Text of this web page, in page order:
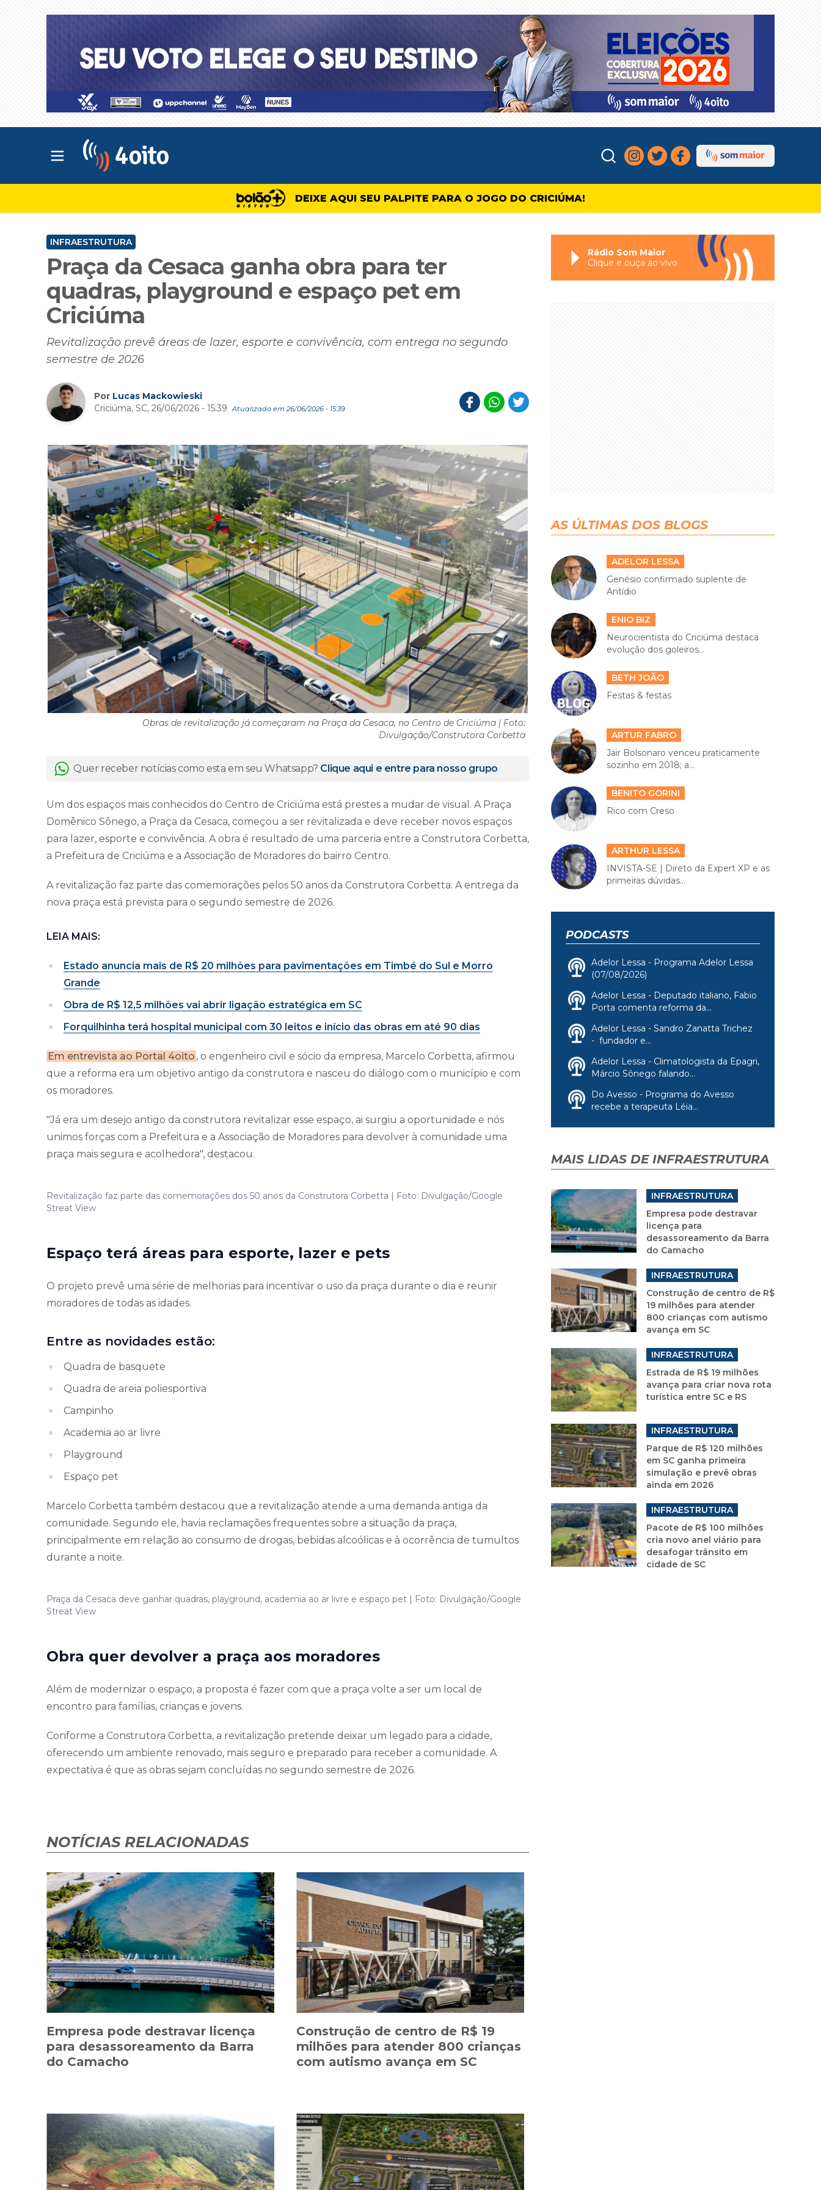
Abrir menu principal
DEIXE AQUI SEU PALPITE PARA O JOGO DO CRICIÚMA!
INFRAESTRUTURA
Praça da Cesaca ganha obra para ter
quadras, playground e espaço pet em
Criciúma
Revitalização prevê áreas de lazer, esporte e convivência, com entrega no segundo
semestre de 2026
Por Lucas Mackowieski
Criciúma, SC, 26/06/2026 - 15:39
Atualizado em 26/06/2026 - 15:39
Obras de revitalização já começaram na Praça da Cesaca, no Centro de Criciúma | Foto:
Divulgação/Construtora Corbetta
Quer receber notícias como esta em seu Whatsapp? Clique aqui e entre para nosso grupo
Um dos espaços mais conhecidos do Centro de Criciúma está prestes a mudar de visual. A Praça
Domênico Sônego, a Praça da Cesaca, começou a ser revitalizada e deve receber novos espaços
para lazer, esporte e convivência. A obra é resultado de uma parceria entre a Construtora Corbetta,
a Prefeitura de Criciúma e a Associação de Moradores do bairro Centro.
A revitalização faz parte das comemorações pelos 50 anos da Construtora Corbetta. A entrega da
nova praça está prevista para o segundo semestre de 2026.
LEIA MAIS:
Estado anuncia mais de R$ 20 milhões para pavimentações em Timbé do Sul e Morro
Grande
Obra de R$ 12,5 milhões vai abrir ligação estratégica em SC
Forquilhinha terá hospital municipal com 30 leitos e início das obras em até 90 dias
Em entrevista ao Portal 4oito , o engenheiro civil e sócio da empresa, Marcelo Corbetta, afirmou
que a reforma era um objetivo antigo da construtora e nasceu do diálogo com o município e com
os moradores.
"Já era um desejo antigo da construtora revitalizar esse espaço, ai surgiu a oportunidade e nós
unimos forças com a Prefeitura e a Associação de Moradores para devolver à comunidade uma
praça mais segura e acolhedora", destacou.
Revitalização faz parte das comemorações dos 50 anos da Construtora Corbetta | Foto: Divulgação/Google
Streat View
Espaço terá áreas para esporte, lazer e pets
O projeto prevê uma série de melhorias para incentivar o uso da praça durante o dia e reunir
moradores de todas as idades.
Entre as novidades estão:
Quadra de basquete
Quadra de areia poliesportiva
Campinho
Academia ao ar livre
Playground
Espaço pet
Marcelo Corbetta também destacou que a revitalização atende a uma demanda antiga da
comunidade. Segundo ele, havia reclamações frequentes sobre a situação da praça,
principalmente em relação ao consumo de drogas, bebidas alcoólicas e à ocorrência de tumultos
durante a noite.
Praça da Cesaca deve ganhar quadras, playground, academia ao ar livre e espaço pet | Foto: Divulgação/Google
Streat View
Obra quer devolver a praça aos moradores
Além de modernizar o espaço, a proposta é fazer com que a praça volte a ser um local de
encontro para famílias, crianças e jovens.
Conforme a Construtora Corbetta, a revitalização pretende deixar um legado para a cidade,
oferecendo um ambiente renovado, mais seguro e preparado para receber a comunidade. A
expectativa é que as obras sejam concluídas no segundo semestre de 2026.
NOTÍCIAS RELACIONADAS
Empresa pode destravar licença
para desassoreamento da Barra
do Camacho
Construção de centro de R$ 19
milhões para atender 800 crianças
com autismo avança em SC
Rádio Som Maior
Clique e ouça ao vivo
AS ÚLTIMAS DOS BLOGS
ADELOR LESSA
Genésio confirmado suplente de
Antídio
ENIO BIZ
Neurocientista do Criciúma destaca
evolução dos goleiros...
BETH JOÃO
Festas & festas
ARTUR FABRO
Jair Bolsonaro venceu praticamente
sozinho em 2018; a...
BENITO GORINI
Rico com Creso
ARTHUR LESSA
INVISTA-SE | Direto da Expert XP e as
primeiras dúvidas...
PODCASTS
Adelor Lessa - Programa Adelor Lessa
(07/08/2026)
Adelor Lessa - Deputado italiano, Fabio
Porta comenta reforma da...
Adelor Lessa - Sandro Zanatta Trichez
- fundador e...
Adelor Lessa - Climatologista da Epagri,
Márcio Sônego falando...
Do Avesso - Programa do Avesso
recebe a terapeuta Léia...
MAIS LIDAS DE INFRAESTRUTURA
INFRAESTRUTURA
Empresa pode destravar
licença para
desassoreamento da Barra
do Camacho
INFRAESTRUTURA
Construção de centro de R$
19 milhões para atender
800 crianças com autismo
avança em SC
INFRAESTRUTURA
Estrada de R$ 19 milhões
avança para criar nova rota
turística entre SC e RS
INFRAESTRUTURA
Parque de R$ 120 milhões
em SC ganha primeira
simulação e prevê obras
ainda em 2026
INFRAESTRUTURA
Pacote de R$ 100 milhões
cria novo anel viário para
desafogar trânsito em
cidade de SC